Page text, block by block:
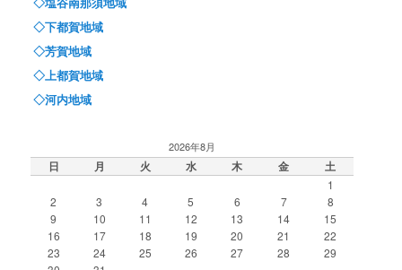
◇下都賀地域
◇芳賀地域
◇上都賀地域
◇河内地域
2026年8月
日 月 火 水 木 金 土
1
2
3 4 5 6 7
8
9
10 11 12 13 14
15
16
17 18 19 20 21
22
23
24 25 26 27 28
29